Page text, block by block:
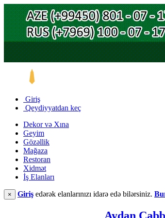
Giriş
Qeydiyyatdan keç
Dekor və Xına
Geyim
Gözəllik
Mağaza
Restoran
Xidmət
İş Elanları
× Giriş edərək elanlarınızı idarə edə bilərsiniz.